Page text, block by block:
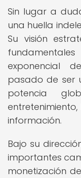
Sin lugar a
una huella
Su visión
exponencial
pasado de ser
potencia
información.
Bajo su
importantes
monetización